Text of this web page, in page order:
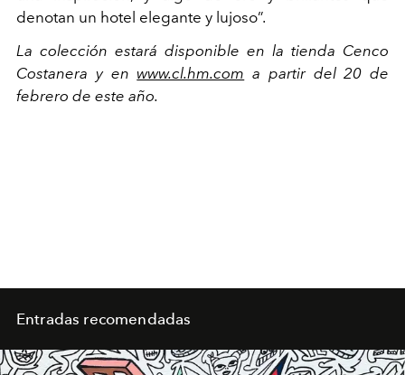
denotan un hotel elegante y lujoso”.
La colección estará disponible en la tienda Cenco
Costanera y en www.cl.hm.com a partir del 20 de
febrero de este año.
Entradas recomendadas